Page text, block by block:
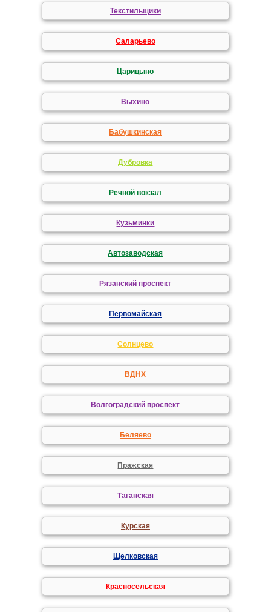
Текстильщики
Саларьево
Царицыно
Выхино
Бабушкинская
Дубровка
Речной вокзал
Кузьминки
Автозаводская
Рязанский проспект
Первомайская
Солнцево
ВДНХ
Волгоградский проспект
Беляево
Пражская
Таганская
Курская
Щелковская
Красносельская